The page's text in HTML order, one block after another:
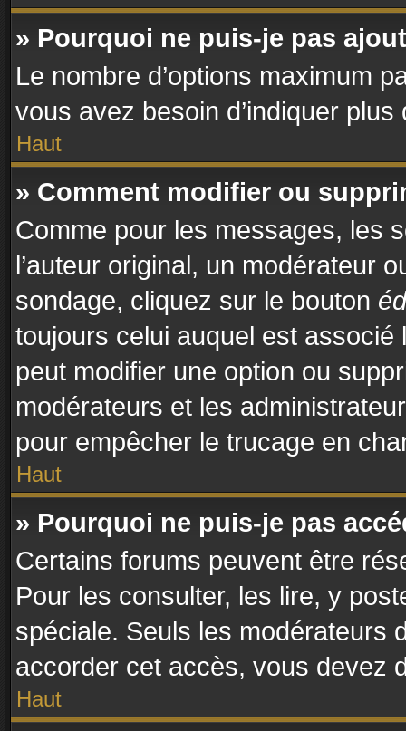
» Pourquoi ne puis-je pas
Le nombre d’options maximum
vous avez besoin d’indiquer plus
Haut
» Comment modifier ou
Comme pour les messages, les
l’auteur original, un modérateur
sondage, cliquez sur le bouton
toujours celui auquel est associé
peut modifier une option ou
modérateurs et les
pour empêcher le trucage en
Haut
» Pourquoi ne puis-je pas
Certains forums peuvent être
Pour les consulter, les lire, y
spéciale. Seuls les modérateurs
accorder cet accès, vous devez
Haut